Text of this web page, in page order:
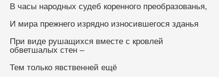
В часы народных судеб коренного преобразованья,
И мира прежнего изрядно износившегося зданья
При виде рушащихся вместе с кровлей
обветшалых стен –
Тем только явственней ещё